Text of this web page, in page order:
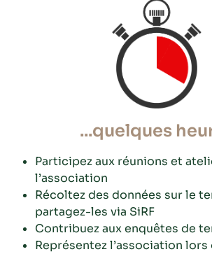
...quelques
Participez aux réunions et
l’association
Récoltez des données sur le
partagez-les via SiRF
Contribuez aux enquêtes de
Représentez l’association lors